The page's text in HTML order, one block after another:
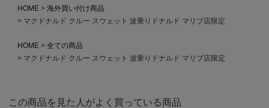
HOME
海外買い付け商品
マクドナルド クルー スウェット 波乗りドナルド マリブ店限定
HOME
全ての商品
マクドナルド クルー スウェット 波乗りドナルド マリブ店限定
この商品を見た人がよく買っている商品